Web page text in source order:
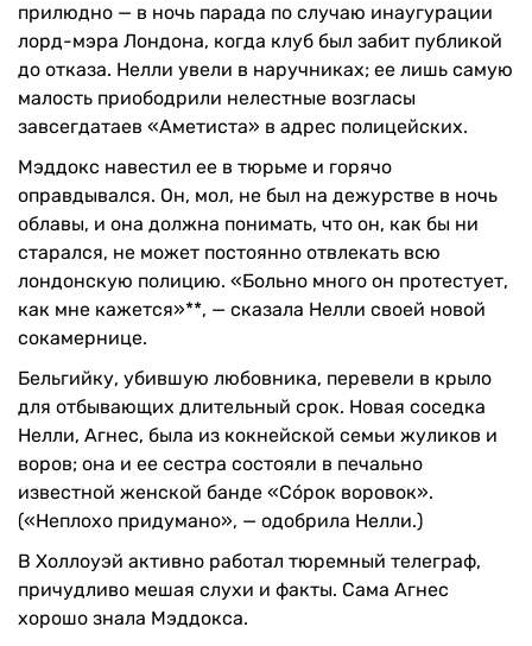
прилюдно — в ночь парада по случаю инаугурации
лорд-мэра Лондона, когда клуб был забит публикой
до отказа. Нелли увели в наручниках; ее лишь самую
малость приободрили нелестные возгласы
завсегдатаев «Аметиста» в адрес полицейских.
Мэддокс навестил ее в тюрьме и горячо
оправдывался. Он, мол, не был на дежурстве в ночь
облавы, и она должна понимать, что он, как бы ни
старался, не может постоянно отвлекать всю
лондонскую полицию. «Больно много он протестует,
как мне кажется»**, — сказала Нелли своей новой
сокамернице.
Бельгийку, убившую любовника, перевели в крыло
для отбывающих длительный срок. Новая соседка
Нелли, Агнес, была из кокнейской семьи жуликов и
воров; она и ее сестра состояли в печально
известной женской банде «Сóрок воровок».
(«Неплохо придумано», — одобрила Нелли.)
В Холлоуэй активно работал тюремный телеграф,
причудливо мешая слухи и факты. Сама Агнес
хорошо знала Мэддокса.